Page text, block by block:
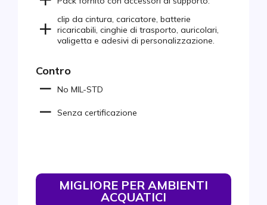
clip da cintura, caricatore, batterie
ricaricabili, cinghie di trasporto, auricolari,
valigetta e adesivi di personalizzazione.
Contro
No MIL-STD
Senza certificazione
MIGLIORE PER AMBIENTI
ACQUATICI